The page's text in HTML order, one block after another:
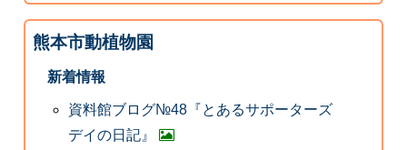
熊本市動植物園
新着情報
資料館ブログ№48『とあるサポーターズ
デイの日記』